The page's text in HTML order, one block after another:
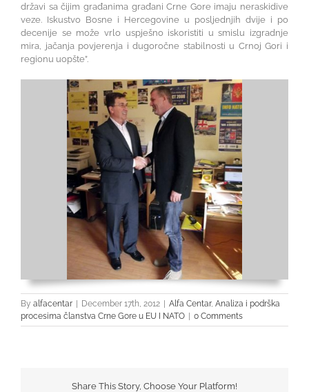
državi sa čijim građanima građani Crne Gore imaju neraskidive
veze. Iskustvo Bosne i Hercegovine u posljednjih dvije i po
decenije se može vrlo uspješno iskoristiti u smislu izgradnje
mira, jačanja povjerenja i dugoročne stabilnosti u Crnoj Gori i
regionu uopšte”.
By alfacentar | December 17th, 2012 | Alfa Centar, Analiza i podrška
procesima članstva Crne Gore u EU I NATO | 0 Comments
Share This Story, Choose Your Platform!